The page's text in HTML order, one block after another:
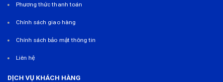
Phương thức thanh toán
Chính sách giao hàng
Chính sách bảo mật thông tin
Liên hệ
DỊCH VỤ KHÁCH HÀNG